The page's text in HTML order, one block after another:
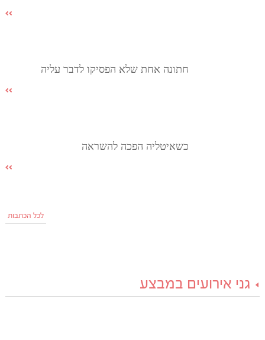
חתונה אחת שלא הפסיקו לדבר עליה
כשאיטליה הפכה להשראה
לכל הכתבות
גני אירועים במבצע